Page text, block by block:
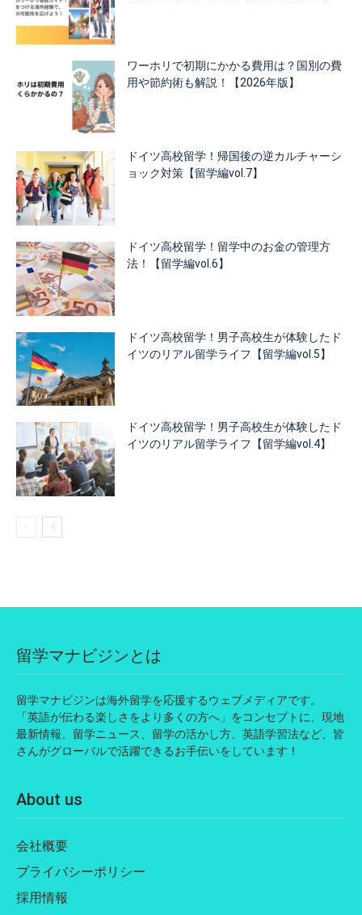
ワーホリで初期にかかる費用は？国別の費
用や節約術も解説！【2026年版】
ドイツ高校留学！帰国後の逆カルチャーシ
ョック対策【留学編vol.7】
ドイツ高校留学！留学中のお金の管理方
法！【留学編vol.6】
ドイツ高校留学！男子高校生が体験したド
イツのリアル留学ライフ【留学編vol.5】
ドイツ高校留学！男子高校生が体験したド
イツのリアル留学ライフ【留学編vol.4】
留学マナビジンとは
留学マナビジンは海外留学を応援するウェブメディアです。
「英語が伝わる楽しさをより多くの方へ」をコンセプトに、現地
最新情報、留学ニュース、留学の活かし方、英語学習法など、皆
さんがグローバルで活躍できるお手伝いをしています！
About us
会社概要
プライバシーポリシー
採用情報